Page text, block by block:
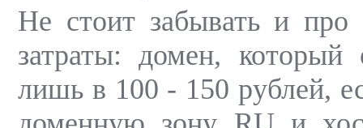
Не стоит забывать и про
затраты: домен, который
лишь в 100 - 150 рублей,